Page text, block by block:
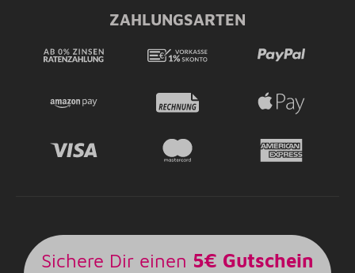
ZAHLUNGSARTEN
Sichere Dir einen 5€ Gutschein